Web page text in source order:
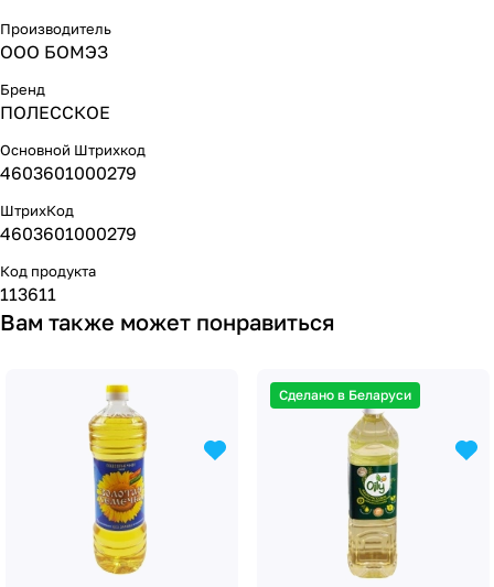
Производитель
ООО БОМЭЗ
Бренд
ПОЛЕССКОЕ
Основной Штрихкод
4603601000279
ШтрихКод
4603601000279
Код продукта
113611
Вам также может понравиться
Сделано в Беларуси